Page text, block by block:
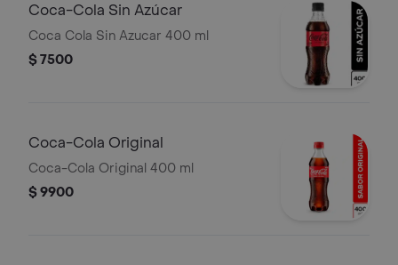
Coca-Cola Sin Azúcar
Coca Cola Sin Azucar 400 ml
$ 7500
Coca-Cola Original
Coca-Cola Original 400 ml
$ 9900